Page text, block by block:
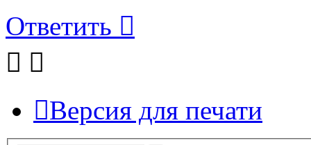
Ответить
Версия для печати